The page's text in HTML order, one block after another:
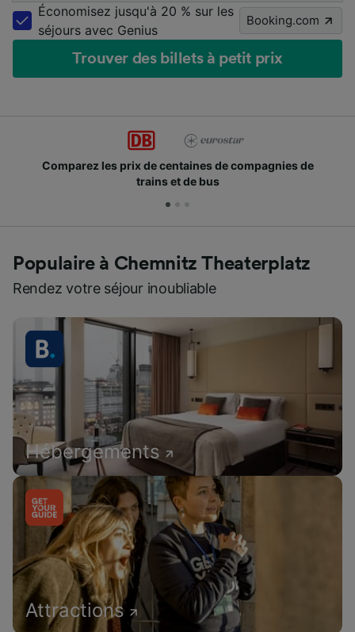
Économisez jusqu'à 20 % sur les
séjours avec Genius
Booking.com
Trouver des billets à petit prix
Comparez les prix de centaines de compagnies de
trains et de bus
Populaire à Chemnitz Theaterplatz
Rendez votre séjour inoubliable
Hébergements
Attractions